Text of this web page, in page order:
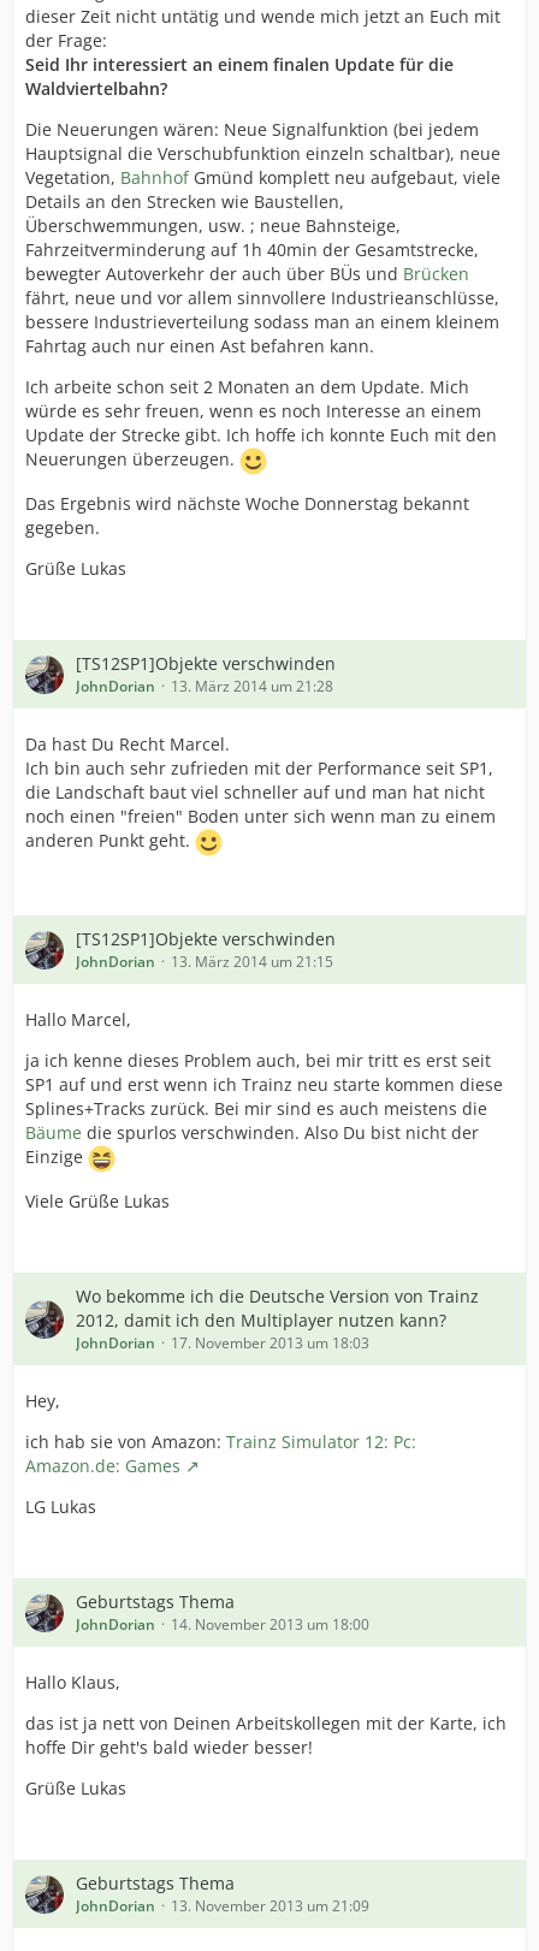
dieser Zeit nicht untätig und wende mich jetzt an Euch mit
der Frage:
Seid Ihr interessiert an einem finalen Update für die
Waldviertelbahn?
Die Neuerungen wären: Neue Signalfunktion (bei jedem
Hauptsignal die Verschubfunktion einzeln schaltbar), neue
Vegetation, BahnhofGmünd komplett neu aufgebaut, viele
Details an den Strecken wie Baustellen,
Überschwemmungen, usw. ; neue Bahnsteige,
Fahrzeitverminderung auf 1h 40min der Gesamtstrecke,
bewegter Autoverkehr der auch über BÜs und Brücken
fährt, neue und vor allem sinnvollere Industrieanschlüsse,
bessere Industrieverteilung sodass man an einem kleinem
Fahrtag auch nur einen Ast befahren kann.
Ich arbeite schon seit 2 Monaten an dem Update. Mich
würde es sehr freuen, wenn es noch Interesse an einem
Update der Strecke gibt. Ich hoffe ich konnte Euch mit den
Neuerungen überzeugen.
Das Ergebnis wird nächste Woche Donnerstag bekannt
gegeben.
Grüße Lukas
[TS12SP1]Objekte verschwinden
JohnDorian 13. März 2014 um 21:28
Da hast Du Recht Marcel.
Ich bin auch sehr zufrieden mit der Performance seit SP1,
die Landschaft baut viel schneller auf und man hat nicht
noch einen "freien" Boden unter sich wenn man zu einem
anderen Punkt geht.
[TS12SP1]Objekte verschwinden
JohnDorian 13. März 2014 um 21:15
Hallo Marcel,
ja ich kenne dieses Problem auch, bei mir tritt es erst seit
SP1 auf und erst wenn ich Trainz neu starte kommen diese
Splines+Tracks zurück. Bei mir sind es auch meistens die
Bäume die spurlos verschwinden. Also Du bist nicht der
Einzige
Viele Grüße Lukas
Wo bekomme ich die Deutsche Version von Trainz
2012, damit ich den Multiplayer nutzen kann?
JohnDorian 17. November 2013 um 18:03
Hey,
ich hab sie von Amazon: Trainz Simulator 12: Pc:
Amazon.de: Games
LG Lukas
Geburtstags Thema
JohnDorian 14. November 2013 um 18:00
Hallo Klaus,
das ist ja nett von Deinen Arbeitskollegen mit der Karte, ich
hoffe Dir geht's bald wieder besser!
Grüße Lukas
Geburtstags Thema
JohnDorian 13. November 2013 um 21:09